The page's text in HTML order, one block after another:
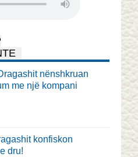
nënshkruan
me një kompani
konfiskon
dru!